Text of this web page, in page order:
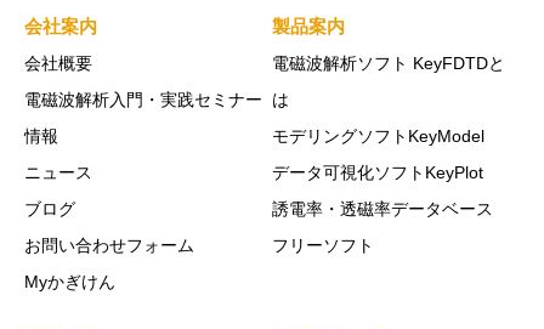
会社案内
会社概要
電磁波解析入門・実践セミナー
情報
ニュース
ブログ
お問い合わせフォーム
Myかぎけん
製品案内
電磁波解析ソフト KeyFDTDと
は
モデリングソフトKeyModel
データ可視化ソフトKeyPlot
誘電率・透磁率データベース
フリーソフト